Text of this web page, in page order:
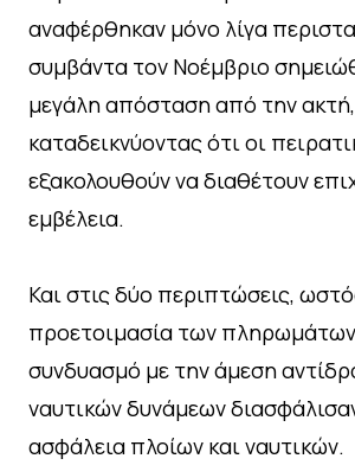
αναφέρθηκαν μόνο λίγα
συμβάντα τον Νοέμβριο
μεγάλη απόσταση από την ακτή,
καταδεικνύοντας ότι οι
εξακολουθούν να διαθέτουν
εμβέλεια.
Και στις δύο περιπτώσεις,
προετοιμασία των
συνδυασμό με την άμεση
ναυτικών δυνάμεων
ασφάλεια πλοίων και ναυτικών.